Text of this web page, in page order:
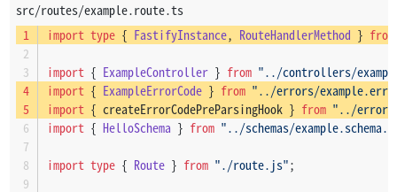
                            variantNameTokens.
break;
                    }
const variantName = camelCase
if (Object.hasOwn(req.errorCode,
                        errors.
                    }
else {
src/routes/example.route.ts
import type { FastifyInstance, RouteHandlerMethod } from
import { ExampleController } from "../controllers/
import { ExampleErrorCode } from "../errors/
import { createErrorCodePreParsingHook } from "../
import { HelloSchema } from "../schemas/
import type { Route } from "./route.js";